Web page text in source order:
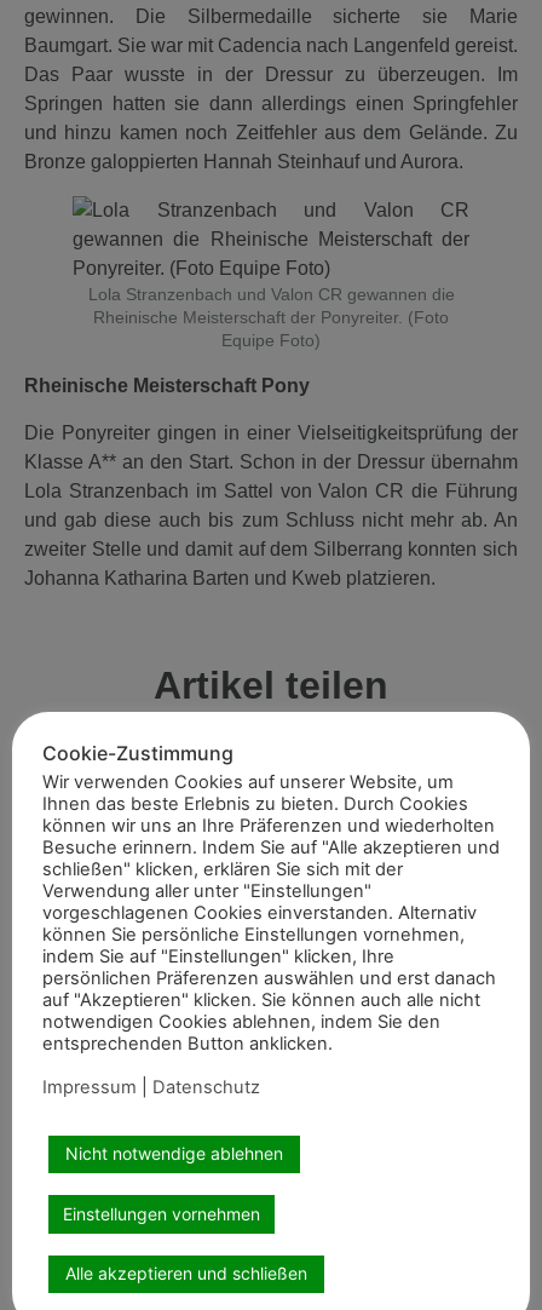
gewinnen. Die Silbermedaille sicherte sie Marie
Baumgart. Sie war mit Cadencia nach Langenfeld gereist.
Das Paar wusste in der Dressur zu überzeugen. Im
Springen hatten sie dann allerdings einen Springfehler
und hinzu kamen noch Zeitfehler aus dem Gelände. Zu
Bronze galoppierten Hannah Steinhauf und Aurora.
Lola Stranzenbach und Valon CR gewannen die
Rheinische Meisterschaft der Ponyreiter. (Foto
Equipe Foto)
Rheinische Meisterschaft Pony
Die Ponyreiter gingen in einer Vielseitigkeitsprüfung der
Klasse A** an den Start. Schon in der Dressur übernahm
Lola Stranzenbach im Sattel von Valon CR die Führung
und gab diese auch bis zum Schluss nicht mehr ab. An
zweiter Stelle und damit auf dem Silberrang konnten sich
Johanna Katharina Barten und Kweb platzieren.
Artikel teilen
Empfohlene Artikel
Aktuelles aus dem Rheinland
Sommerreitturnier des Reitervereins
Marschall Vorwärts Aldekerk
Mit gemischten Gefühlen blickten die Verantwortlichen des
vergleichbarer Turniere in der näheren Umgebung. Umso
größer war die
Weiterlesen »
Cookie-Zustimmung
Wir verwenden Cookies auf unserer Website, um
Ihnen das beste Erlebnis zu bieten. Durch Cookies
können wir uns an Ihre Präferenzen und wiederholten
Besuche erinnern. Indem Sie auf "Alle akzeptieren und
schließen" klicken, erklären Sie sich mit der
Verwendung aller unter "Einstellungen"
vorgeschlagenen Cookies einverstanden. Alternativ
können Sie persönliche Einstellungen vornehmen,
indem Sie auf "Einstellungen" klicken, Ihre
persönlichen Präferenzen auswählen und erst danach
auf "Akzeptieren" klicken. Sie können auch alle nicht
notwendigen Cookies ablehnen, indem Sie den
entsprechenden Button anklicken.
Impressum
Datenschutz
Nicht notwendige ablehnen
Einstellungen vornehmen
Alle akzeptieren und schließen